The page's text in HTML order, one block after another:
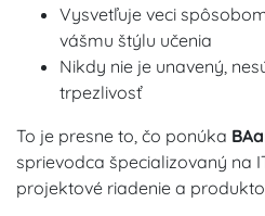
Vysvetľuje veci
vášmu štýlu učenia
Nikdy nie je unavený,
trpezlivosť
To je presne to, čo ponúka
sprievodca špecializovaný na
projektové riadenie a